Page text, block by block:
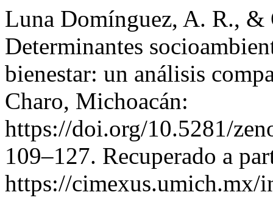
Luna Domínguez, A. R., &
Determinantes
bienestar: un análisis
Charo, Michoacán:
https://doi.org/10.5281/
109–127. Recuperado a
https://cimexus.umich.mx/